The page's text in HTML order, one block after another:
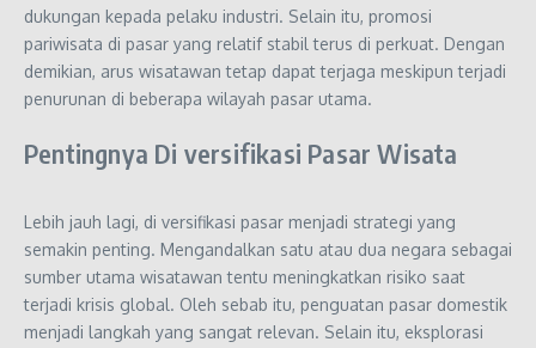
dukungan kepada pelaku industri. Selain itu, promosi
pariwisata di pasar yang relatif stabil terus di perkuat. Dengan
demikian, arus wisatawan tetap dapat terjaga meskipun terjadi
penurunan di beberapa wilayah pasar utama.
Pentingnya Di versifikasi Pasar Wisata
Lebih jauh lagi, di versifikasi pasar menjadi strategi yang
semakin penting. Mengandalkan satu atau dua negara sebagai
sumber utama wisatawan tentu meningkatkan risiko saat
terjadi krisis global. Oleh sebab itu, penguatan pasar domestik
menjadi langkah yang sangat relevan. Selain itu, eksplorasi